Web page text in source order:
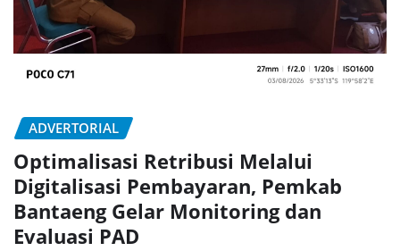
ADVERTORIAL
Optimalisasi Retribusi Melalui
Digitalisasi Pembayaran, Pemkab
Bantaeng Gelar Monitoring dan
Evaluasi PAD